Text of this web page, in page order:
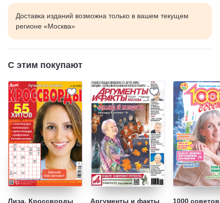
Доставка изданий возможна только в вашем текущем
регионе «Москва»
С этим покупают
Лиза. Кроссворды
Аргументы и факты
1000 советов